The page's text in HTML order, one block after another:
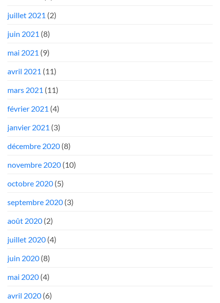
juillet 2021 (2)
juin 2021 (8)
mai 2021 (9)
avril 2021 (11)
mars 2021 (11)
février 2021 (4)
janvier 2021 (3)
décembre 2020 (8)
novembre 2020 (10)
octobre 2020 (5)
septembre 2020 (3)
août 2020 (2)
juillet 2020 (4)
juin 2020 (8)
mai 2020 (4)
avril 2020 (6)